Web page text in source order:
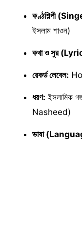
কণ্ঠশিল্পী
ইসলাম শাওন)
কথা ও সুর
রেকর্ড লেবেল:
ধরণ: ইসলামিক
Nasheed)
ভাষা